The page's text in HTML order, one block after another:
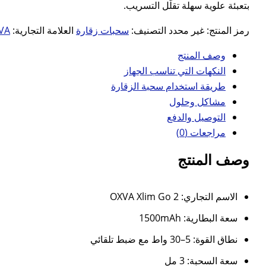
بتعبئة علوية سهلة تقلّل التسريب.
رمز المنتج: غير محدد التصنيف: سحبات زقارة العلامة التجارية:
وصف المنتج
النكهات التي تناسب الجهاز
طريقة استخدام سحبة الزقارة
مشاكل وحلول
التوصيل والدفع
مراجعات (0)
وصف المنتج
الاسم التجاري: OXVA Xlim Go 2
سعة البطارية: 1500mAh
نطاق القوة: 5–30 واط مع ضبط تلقائي
سعة السحبة: 3 مل